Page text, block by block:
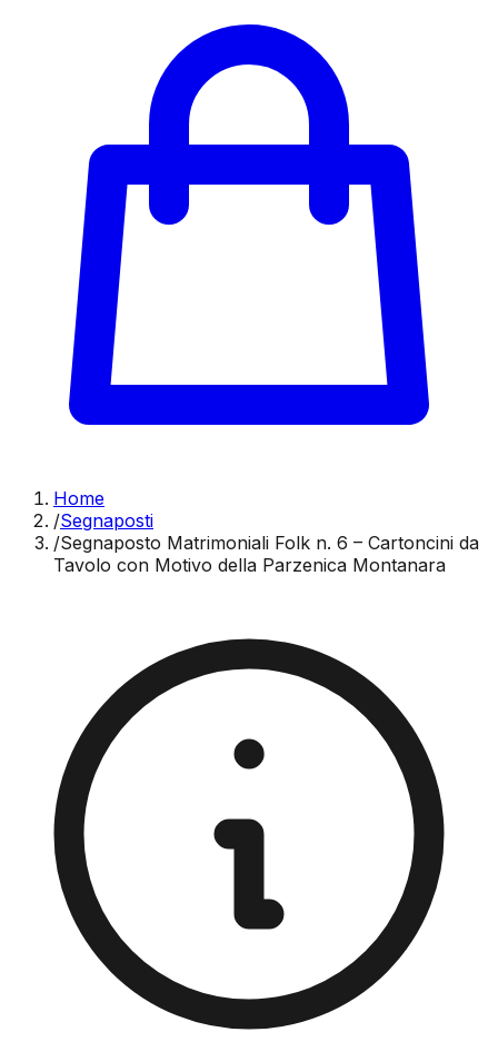
Home
/Segnaposti
/Segnaposto Matrimoniali Folk n. 6 – Cartoncini da
Tavolo con Motivo della Parzenica Montanara